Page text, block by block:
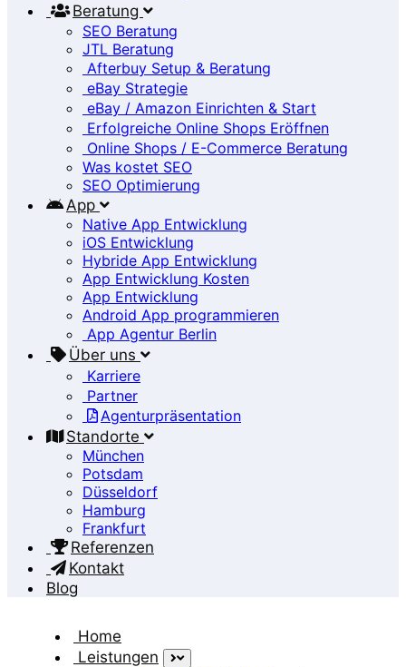
Beratung
SEO Beratung
JTL Beratung
Afterbuy Setup & Beratung
eBay Strategie
eBay / Amazon Einrichten & Start
Erfolgreiche Online Shops Eröffnen
Online Shops / E-Commerce Beratung
Was kostet SEO
SEO Optimierung
App
Native App Entwicklung
iOS Entwicklung
Hybride App Entwicklung
App Entwicklung Kosten
App Entwicklung
Android App programmieren
App Agentur Berlin
Über uns
Karriere
Partner
Agenturpräsentation
Standorte
München
Potsdam
Düsseldorf
Hamburg
Frankfurt
Referenzen
Kontakt
Blog
Home
Leistungen